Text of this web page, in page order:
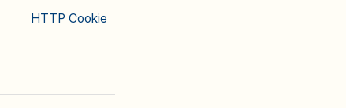
HTTP Cookie